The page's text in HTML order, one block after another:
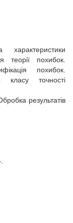
теорії похибок.
похибок.
класу точності
результатів